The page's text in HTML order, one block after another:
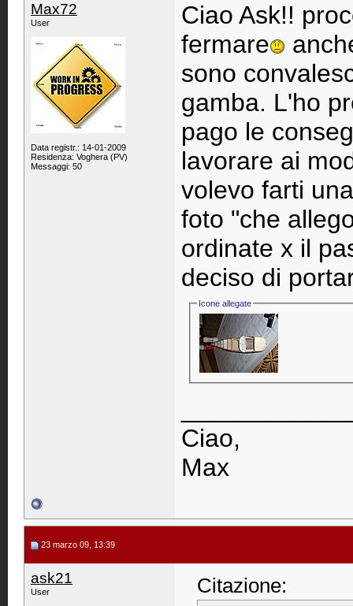
Max72
User
Data registr.: 14-01-2009
Residenza: Voghera (PV)
Messaggi: 50
Ciao Ask!!
fermare
sono
gamba. L'ho
pago le
lavorare ai
volevo farti
foto "che
ordinate x il
deciso di
Icone allegate
Ciao,
Max
23 marzo 09, 13:39
ask21
User Citazione: